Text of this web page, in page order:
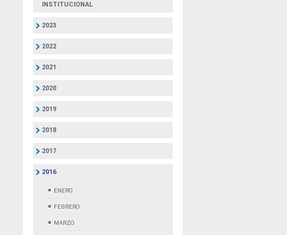
INSTITUCIONAL
2023
2022
2021
2020
2019
2018
2017
2016
ENERO
FEBRERO
MARZO